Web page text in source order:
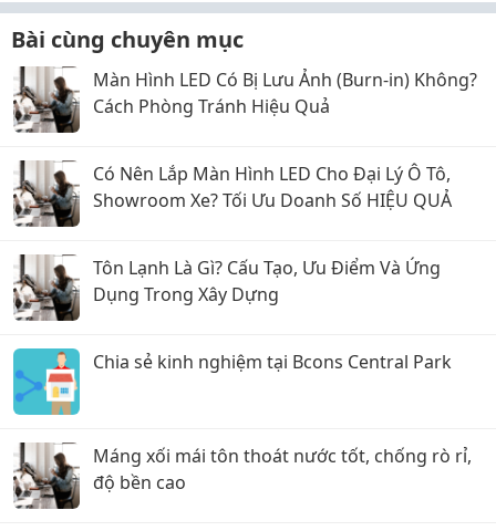
Bài cùng chuyên mục
Màn Hình LED Có Bị Lưu Ảnh (Burn-in) Không?
Cách Phòng Tránh Hiệu Quả
Có Nên Lắp Màn Hình LED Cho Đại Lý Ô Tô,
Showroom Xe? Tối Ưu Doanh Số HIỆU QUẢ
Tôn Lạnh Là Gì? Cấu Tạo, Ưu Điểm Và Ứng
Dụng Trong Xây Dựng
Chia sẻ kinh nghiệm tại Bcons Central Park
Máng xối mái tôn thoát nước tốt, chống rò rỉ,
độ bền cao